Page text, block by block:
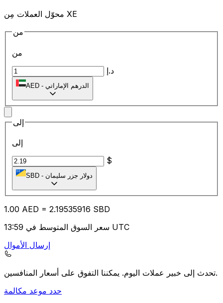
محوّل العملات مِن XE
من
من
د.إ
AED - الدرهم الإماراتي
إلى
إلى
$
SBD - دولار جزر سليمان
1.00 AED = 2.19535916 SBD
سعر السوق المتوسط في 13:59 UTC
إرسال الأموال
تحدث إلى خبير عملات اليوم.يمكننا التفوق على أسعار المنافسين.
حدد موعد مكالمة